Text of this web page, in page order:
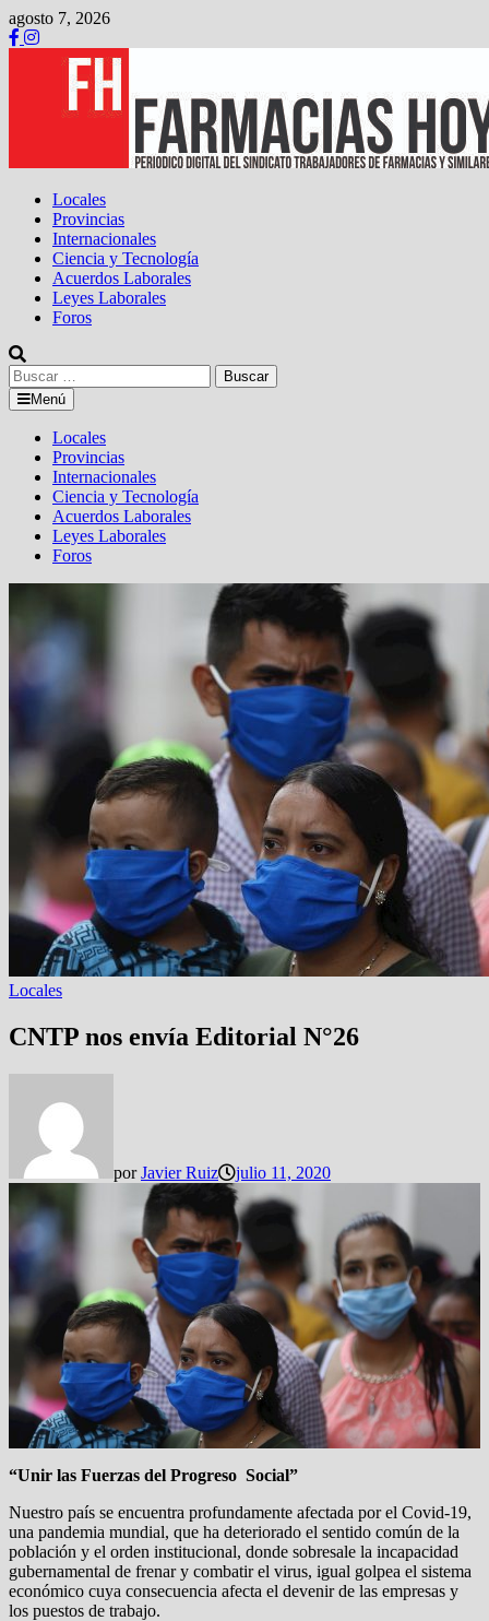
Saltar
al
contenido
agosto 7, 2026
Locales
Provincias
Internacionales
Ciencia y Tecnología
Acuerdos Laborales
Leyes Laborales
Foros
Buscar:
Menú
Locales
Provincias
Internacionales
Ciencia y Tecnología
Acuerdos Laborales
Leyes Laborales
Foros
Locales
CNTP nos envía Editorial N°26
porJavier Ruiz julio 11, 2020
“Unir las Fuerzas del Progreso Social”
Nuestro país se encuentra profundamente afectada por el Covid-19,
una pandemia mundial, que ha deteriorado el sentido común de la
población y el orden institucional, donde sobresale la incapacidad
gubernamental de frenar y combatir el virus, igual golpea el sistema
económico cuya consecuencia afecta el devenir de las empresas y
los puestos de trabajo.